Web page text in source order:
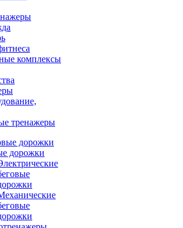
комплексы
тренажеры
дорожки